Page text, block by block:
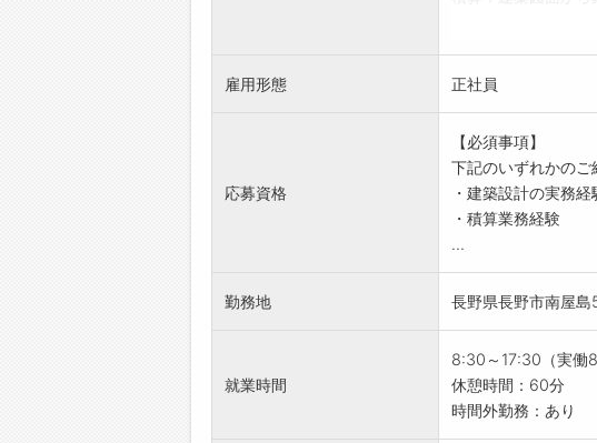
や、 見積資料の作
ます。
※お客様との打ち合
【やりがい】
本社所在地の長野
プロジェクトまで
や、いずれは日本
ができます。
【職場の雰囲気・社
先輩社員がサポート
ださい。
【メッセージ】
専門工事会社として
ています。
雇用形態 正社員
応募資格
【必須事項】
下記のいずれかのご
・建築設計の実務経
・積算業務経験
...
勤務地 長野県長野市南屋島
就業時間
8:30～17:30（実働8
休憩時間：60分
時間外勤務：あり